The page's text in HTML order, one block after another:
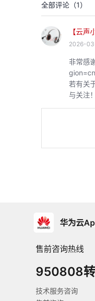
全部评论（1）
【云声
2026-
非常感
若有关
与关注！
华为云
售前咨询热线
950808
技术服务咨询